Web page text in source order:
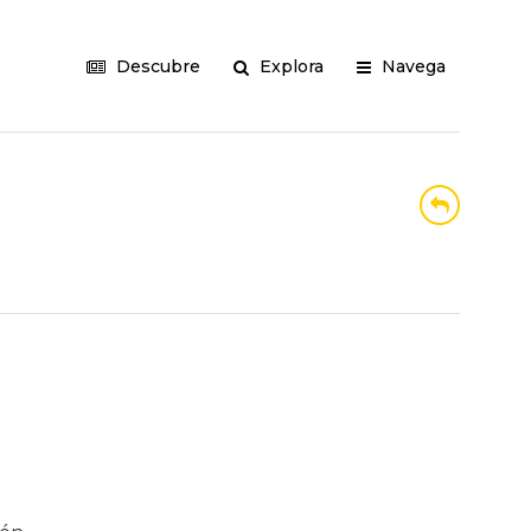
Descubre Explora Navega